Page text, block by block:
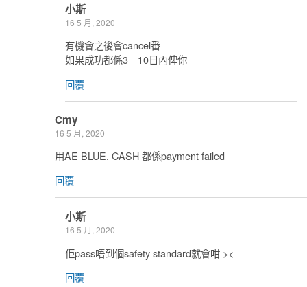
小斯
16 5 月, 2020
有機會之後會cancel番
如果成功都係3－10日內俾你
回覆
Cmy
16 5 月, 2020
用AE BLUE. CASH 都係payment failed
回覆
小斯
16 5 月, 2020
佢pass唔到個safety standard就會咁 ><
回覆